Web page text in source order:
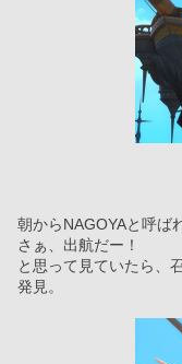
朝からNAGOYAと呼ば
さぁ、出航だー！
と思って見ていたら、
発見。